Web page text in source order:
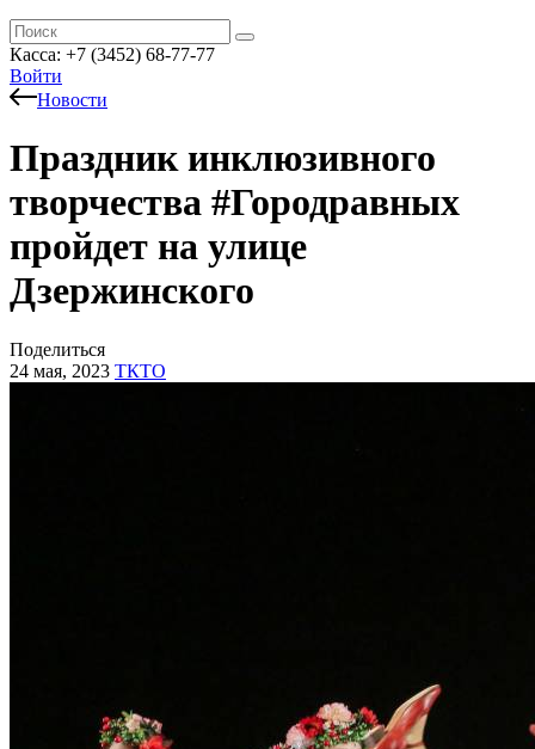
Касса: +7 (3452) 68-77-77
Войти
Новости
Праздник инклюзивного
творчества #Городравных
пройдет на улице
Дзержинского
Поделиться
24 мая, 2023 ТКТО